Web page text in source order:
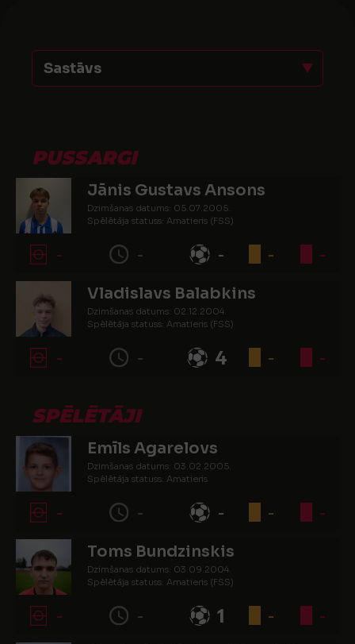
Sastāvs
PUSSARGI
Jānis Gustavs Ansons
Dzimšanas datums: 05.07.2005.
Spēlētāja statuss: Amatieris (FSS)
- - - - -
Vladislavs Balabkins
Dzimšanas datums: 02.12.2004.
Spēlētāja statuss: Amatieris (FSS)
- - 4 - -
SPĒLĒTĀJI
Emīls Agarelovs
Dzimšanas datums: 03.02.2005.
Spēlētāja statuss: Amatieris
- - - - -
Toms Bundzinskis
Dzimšanas datums: 03.09.2004.
Spēlētāja statuss: Amatieris (FSS)
- - 1 - -